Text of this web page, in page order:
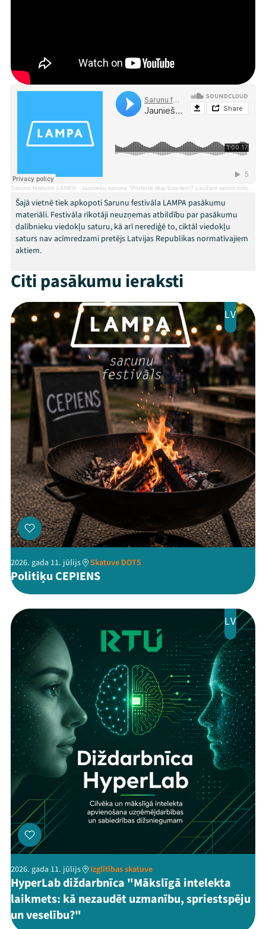
Kontakti
ThreadsFacebookYoutube
X Instagram
Flick TikTok
Sarunu festivāls LAMPA · Jauniešu saruna "Profene tikai lūzeriem? Laužam vecos mītus un veidojam jaunus!"
Šajā vietnē tiek apkopoti Sarunu festivāla LAMPA pasākumu
materiāli. Festivāla rīkotāji neuzņemas atbildību par pasākumu
dalībnieku viedokļu saturu, kā arī nerediģē to, ciktāl viedokļu
saturs nav acīmredzami pretējs Latvijas Republikas normatīvajiem
aktiem.
Citi pasākumu ieraksti
LV
2026. gada 11. jūlijs Skatuve DOTS
Politiķu CEPIENS
LV
2026. gada 11. jūlijs Izglītības skatuve
HyperLab diždarbnīca "Mākslīgā intelekta
laikmets: kā nezaudēt uzmanību, spriestspēju
un veselību?"